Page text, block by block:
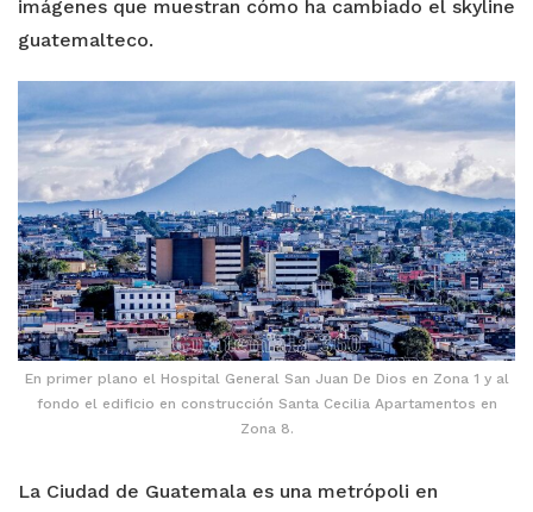
imágenes que muestran cómo ha cambiado el skyline
guatemalteco.
En primer plano el Hospital General San Juan De Dios en Zona 1 y al
fondo el edificio en construcción Santa Cecilia Apartamentos en
Zona 8.
La Ciudad de Guatemala es una metrópoli en